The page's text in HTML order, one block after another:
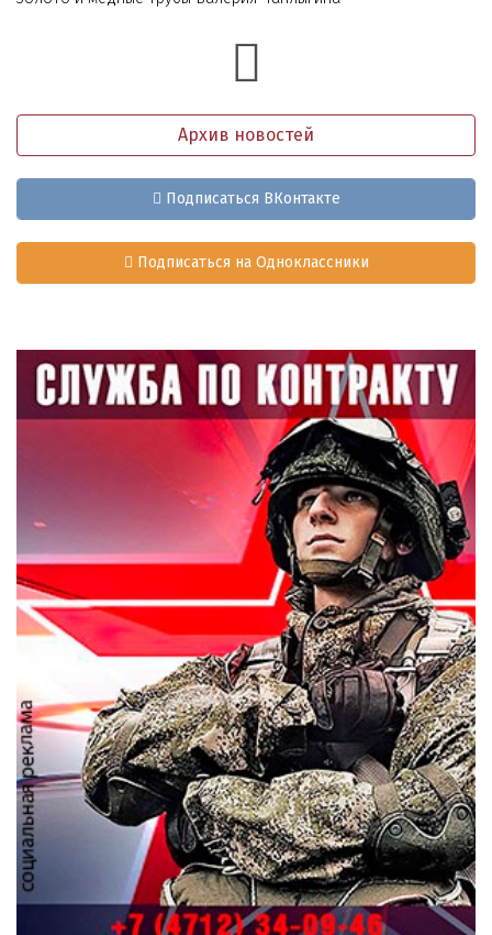
Архив новостей
Подписаться ВКонтакте
Подписаться на Одноклассники